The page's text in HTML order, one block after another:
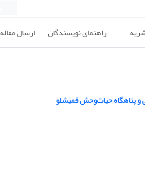
راهنمای نویسندگان ارسال مقاله
پناهگاه حیات‌وحش قمیشلو